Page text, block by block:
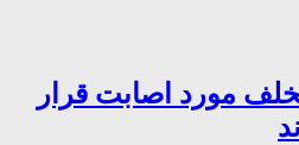
مورد اصابت قرار